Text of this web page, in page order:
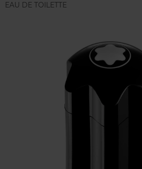
EAU DE TOILETTE